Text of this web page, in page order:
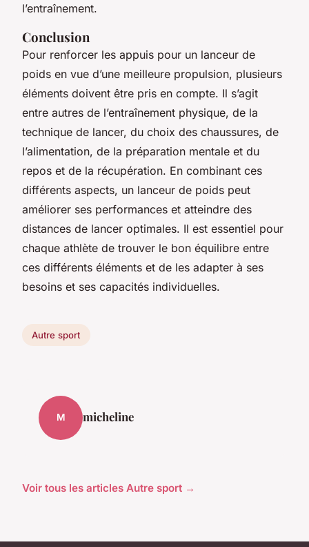
l’entraînement.
Conclusion
Pour renforcer les appuis pour un lanceur de
poids en vue d’une meilleure propulsion, plusieurs
éléments doivent être pris en compte. Il s’agit
entre autres de l’entraînement physique, de la
technique de lancer, du choix des chaussures, de
l’alimentation, de la préparation mentale et du
repos et de la récupération. En combinant ces
différents aspects, un lanceur de poids peut
améliorer ses performances et atteindre des
distances de lancer optimales. Il est essentiel pour
chaque athlète de trouver le bon équilibre entre
ces différents éléments et de les adapter à ses
besoins et ses capacités individuelles.
Autre sport
M micheline
Voir tous les articles Autre sport →